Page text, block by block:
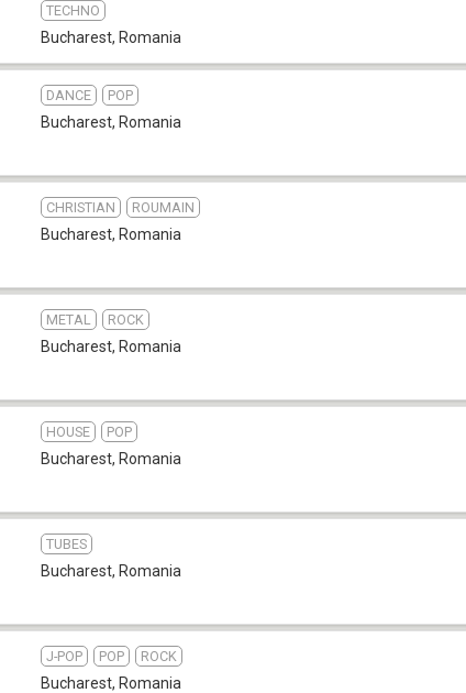
TECHNO
Bucharest, Romania
DANCE POP
Bucharest, Romania
CHRISTIAN ROUMAIN
Bucharest, Romania
METAL ROCK
Bucharest, Romania
HOUSE POP
Bucharest, Romania
TUBES
Bucharest, Romania
J-POP POP ROCK
Bucharest, Romania